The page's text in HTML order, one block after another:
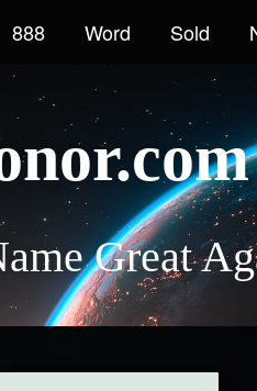
888 Word Sold
Great